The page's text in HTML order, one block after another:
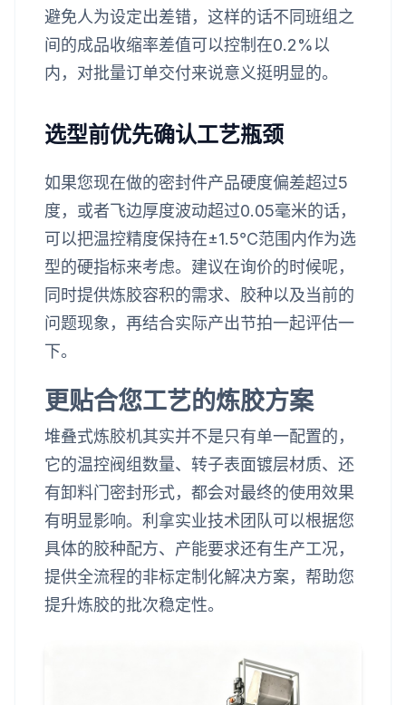
避免人为设定出差错，这样的话不同班组之
间的成品收缩率差值可以控制在0.2%以
内，对批量订单交付来说意义挺明显的。
选型前优先确认工艺瓶颈
如果您现在做的密封件产品硬度偏差超过5
度，或者飞边厚度波动超过0.05毫米的话，
可以把温控精度保持在±1.5℃范围内作为选
型的硬指标来考虑。建议在询价的时候呢，
同时提供炼胶容积的需求、胶种以及当前的
问题现象，再结合实际产出节拍一起评估一
下。
更贴合您工艺的炼胶方案
堆叠式炼胶机其实并不是只有单一配置的，
它的温控阀组数量、转子表面镀层材质、还
有卸料门密封形式，都会对最终的使用效果
有明显影响。利拿实业技术团队可以根据您
具体的胶种配方、产能要求还有生产工况，
提供全流程的非标定制化解决方案，帮助您
提升炼胶的批次稳定性。